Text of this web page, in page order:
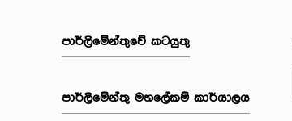
පාර්ලිමේන්තුවේ කටයුතු
පාර්ලිමේන්තු මහලේකම් කාර්යාලය